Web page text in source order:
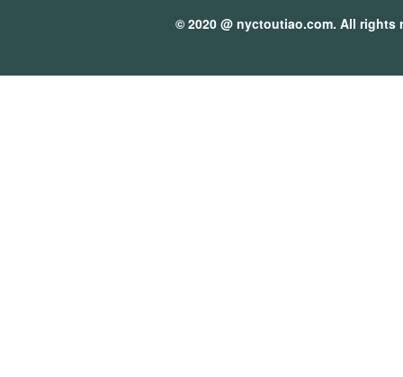
© 2020 @ nyctoutiao.com. All rights